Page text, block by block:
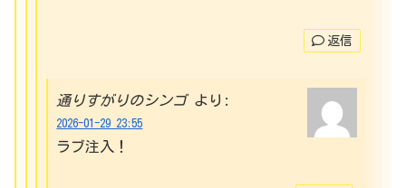
返信
通りすがりのシンゴ より:
2026-01-29 23:55
ラブ注入！